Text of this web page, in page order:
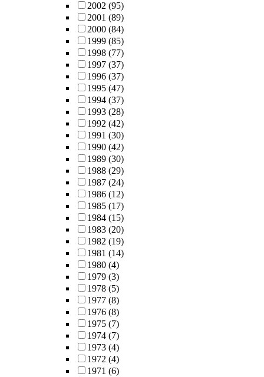
2002 (95)
2001 (89)
2000 (84)
1999 (85)
1998 (77)
1997 (37)
1996 (37)
1995 (47)
1994 (37)
1993 (28)
1992 (42)
1991 (30)
1990 (42)
1989 (30)
1988 (29)
1987 (24)
1986 (12)
1985 (17)
1984 (15)
1983 (20)
1982 (19)
1981 (14)
1980 (4)
1979 (3)
1978 (5)
1977 (8)
1976 (8)
1975 (7)
1974 (7)
1973 (4)
1972 (4)
1971 (6)